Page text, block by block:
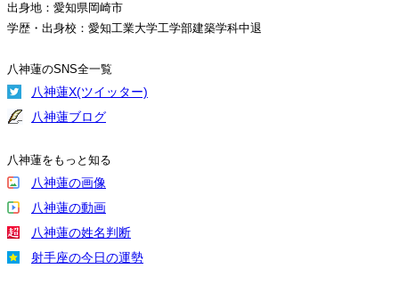
出身地：愛知県岡崎市
学歴・出身校：愛知工業大学工学部建築学科中退
八神蓮のSNS全一覧
八神蓮X(ツイッター)
八神蓮ブログ
八神蓮をもっと知る
八神蓮の画像
八神蓮の動画
八神蓮の姓名判断
射手座の今日の運勢